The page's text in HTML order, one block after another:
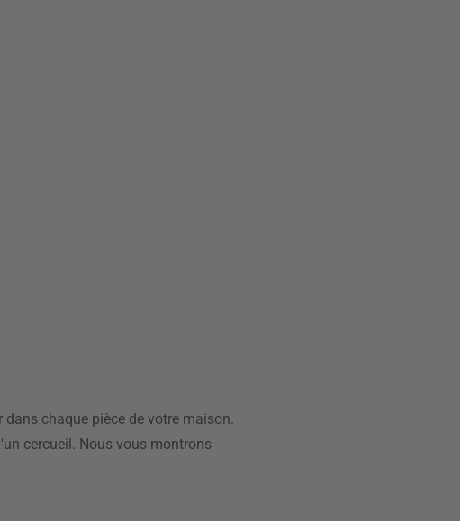
chaque pièce de votre maison.
cercueil. Nous vous montrons